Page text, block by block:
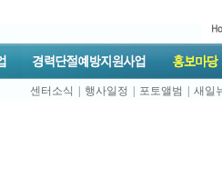
센터소식 행사일정 포토앨범 새일